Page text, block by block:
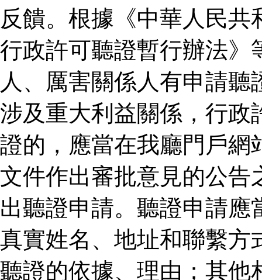
反饋。根據《中華人民
行政許可聽證暫行辦法》
人、厲害關係人有申請
涉及重大利益關係，行政
證的，應當在我廳門戶網
文件作出審批意見的公告
出聽證申請。聽證申請
真實姓名、地址和聯繫方
聽證的依據、理由；其他